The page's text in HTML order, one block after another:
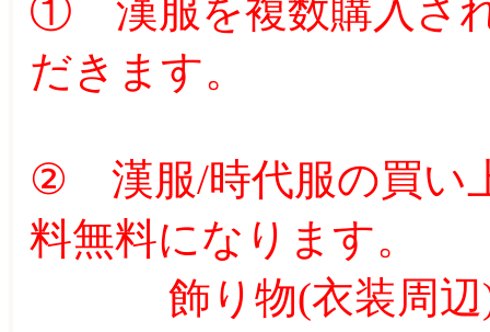
① 漢服を複数購入さ
だきます。
② 漢服/時代服の買い
料無料になります。
飾り物(衣装周辺